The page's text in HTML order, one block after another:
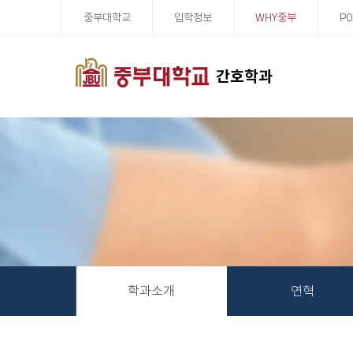
간호학과
중부대학교 입학정보 WHY중부
학과소개 연혁